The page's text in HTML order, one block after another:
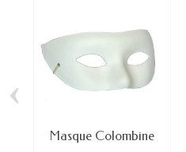
Masque Colombine
‹